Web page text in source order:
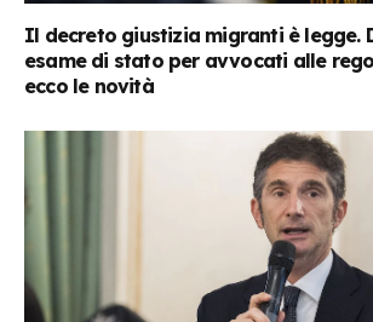
Il decreto giustizia migranti è legge.
esame di stato per avvocati alle
ecco le novità